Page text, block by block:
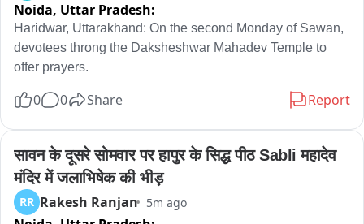
Noida, Uttar Pradesh:
Haridwar, Uttarakhand: On the second Monday of Sawan,
devotees throng the Daksheshwar Mahadev Temple to
offer prayers.
0 0 Share Report
सावन के दूसरे सोमवार पर हापुर के सिद्ध पीठ Sabli महादेव
मंदिर में जलाभिषेक की भीड़
RR Rakesh Ranjan 5m ago